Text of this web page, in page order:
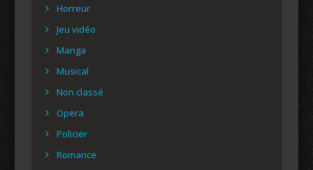
Horreur
Jeu vidéo
Manga
Musical
Non classé
Opera
Policier
Romance